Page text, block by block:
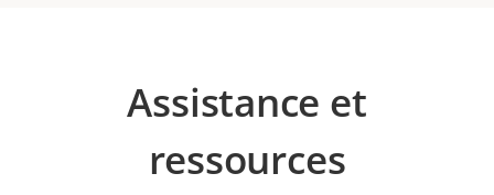
Assistance et
ressources